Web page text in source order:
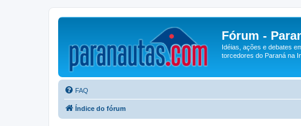
Fórum -
Idéias, ações e debates
torcedores do Paraná na
FAQ
Índice do fórum